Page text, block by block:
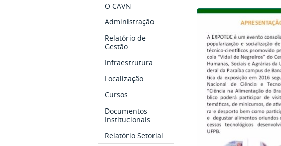
O CAVN
Administração
Relatório de
Gestão
Infraestrutura
Localização
Cursos
Documentos
Institucionais
Relatório Setorial